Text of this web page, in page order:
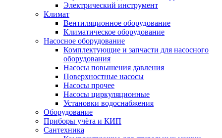
Электрический инструмент
Климат
Вентиляционное оборудование
Климатическое оборудование
Насосное оборудование
Комплектующие и запчасти для насосного
оборудования
Насосы повышения давления
Поверхностные насосы
Насосы прочее
Насосы циркуляционные
Установки водоснабжения
Оборудование
Приборы учёта и КИП
Сантехника